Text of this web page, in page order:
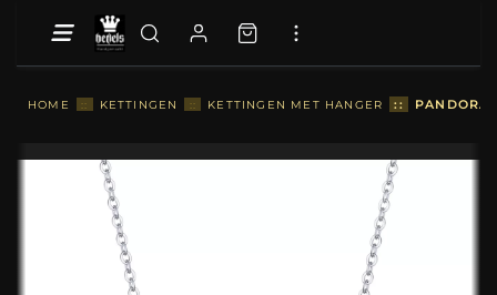
HOME :: KETTINGEN :: KETTINGEN MET HANGER :: PANDORA